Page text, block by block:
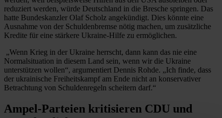
reduziert werden, würde Deutschland in die Bresche springen. Das
hatte Bundeskanzler Olaf Scholz angekündigt. Dies könnte eine
Ausnahme von der Schuldenbremse nötig machen, um zusätzliche
Kredite für eine stärkere Ukraine-Hilfe zu ermöglichen.
„Wenn Krieg in der Ukraine herrscht, dann kann das nie eine
Normalsituation in diesem Land sein, wenn wir die Ukraine
unterstützen wollen“, argumentiert Dennis Rohde. „Ich finde, dass
der ukrainische Freiheitskampf am Ende nicht an konservativer
Betrachtung von Schuldenregeln scheitern darf.“
Ampel-Parteien kritisieren CDU und